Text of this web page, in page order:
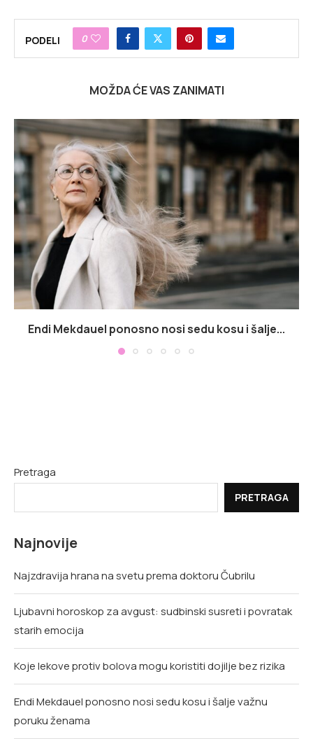
PODELI 0
MOŽDA ĆE VAS ZANIMATI
Endi Mekdauel ponosno nosi sedu kosu i šalje...
Pretraga
PRETRAGA
Najnovije
Najzdravija hrana na svetu prema doktoru Čubrilu
Ljubavni horoskop za avgust: sudbinski susreti i povratak
starih emocija
Koje lekove protiv bolova mogu koristiti dojilje bez rizika
Endi Mekdauel ponosno nosi sedu kosu i šalje važnu
poruku ženama